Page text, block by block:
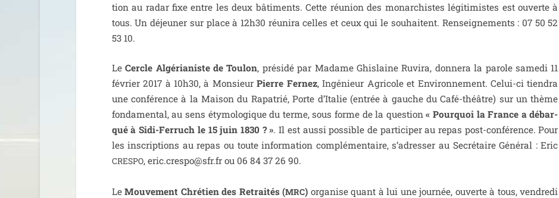
tion au radar fixe entre les deux bâti­ments. Cette réunion des monar­chistes légi­ti­mistes est ouverte à
tous. Un déjeu­ner sur place à 12h30 réuni­ra celles et ceux qui le sou­haitent. Renseignements : 07 50 52
53 10.
LeCercle Algérianiste de Toulon, pré­si­dé par Madame Ghislaine Ruvira, don­ne­ra la parole same­di 11
février 2017 à 10h30, à MonsieurPierre Fernez, Ingénieur Agricole et Environnement. Celui-ci tien­dra
une confé­rence à la Maison du Rapatrié, Porte d’Italie (entrée à gauche du Café-théâtre) sur un thème
fon­da­men­tal, au sens éty­mo­lo­gique du terme, sous forme de la ques­tion« Pourquoi la France a débar­
qué à Sidi-Ferruch le 15 juin 1830 ? ». Il est aus­si pos­sible de par­ti­ci­per au repas post-confé­rence. Pour
les ins­crip­tions au repas ou toute infor­ma­tion com­plé­men­taire, s’a­dres­ser au Secrétaire Général : Eric
CRESPO, eric.crespo@sfr.fr ou 06 84 37 26 90.
LeMouvement Chrétien des Retraités (MRC) orga­nise quant à lui une jour­née, ouverte à tous, ven­dre­di